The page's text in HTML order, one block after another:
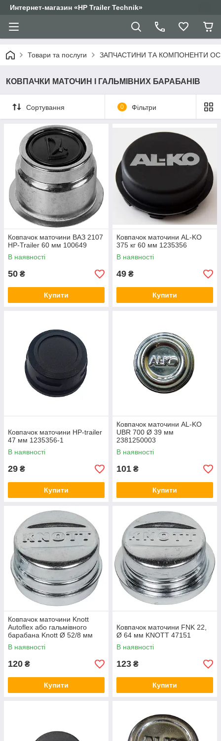
Интернет-магазин «HP Trailer Technik»
Товари та послуги ЗАПЧАСТИНИ ТА КОМПОНЕНТИ
КОВПАЧКИ МАТОЧИН І ГАЛЬМІВНИХ БАРАБАНІВ
Сортування 0 Фільтри
Ковпачок маточини ВАЗ 2107
HP-Trailer 60 мм 100649
В наявності
50 ₴
Купити
Ковпачок маточини AL-KO
375 кг 60 мм 1235356
В наявності
49 ₴
Купити
Ковпачок маточини HP-trailer
47 мм 1235356-1
В наявності
29 ₴
Купити
Ковпачок маточини AL-KO
UBR 700 Ø 39 мм
2381250003
В наявності
101 ₴
Купити
Ковпачок маточини Knott
Autoflex або гальмівного
барабана Knott Ø 52/8 мм
47117
В наявності
120 ₴
Купити
Ковпачок маточини FNK 22,
Ø 64 мм KNOTT 47151
В наявності
123 ₴
Купити